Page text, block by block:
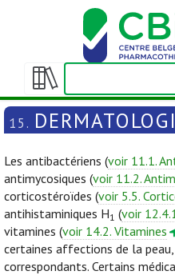
Afficher/masquer
la
table
matières
15.
Les antibactériens (voir 11.1.
antimycosiques (voir 11.2.
corticostéroïdes (voir 5.5.
antihistaminiques H1 (voir
vitamines (voir 14.2. Vitamines
certaines affections de la
correspondants. Certains